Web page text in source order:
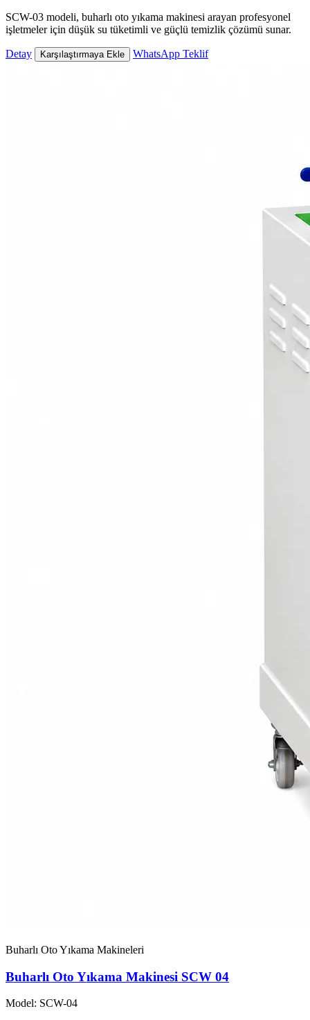
SCW-03 modeli, buharlı oto yıkama makinesi arayan profesyonel
işletmeler için düşük su tüketimli ve güçlü temizlik çözümü sunar.
Detay Karşılaştırmaya Ekle WhatsApp Teklif
Buharlı Oto Yıkama Makineleri
Buharlı Oto Yıkama Makinesi SCW 04
Model: SCW-04